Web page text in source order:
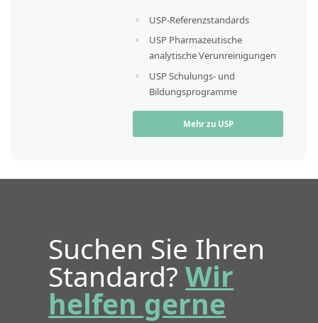
USP-Referenzstandards
USP Pharmazeutische
analytische Verunreinigungen
USP Schulungs- und
Bildungsprogramme
Mehr zu USP
Suchen Sie Ihren
Standard?Wir
helfen gerne